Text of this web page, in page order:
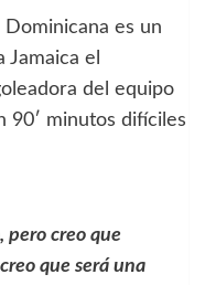
Dominicana es un
el
del equipo
90′ minutos difíciles
pero creo que
que será una